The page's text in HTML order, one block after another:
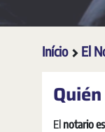
Início El
El notario